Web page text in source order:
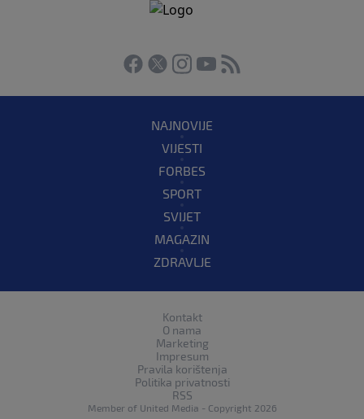
NAJNOVIJE
VIJESTI
FORBES
SPORT
SVIJET
MAGAZIN
ZDRAVLJE
Kontakt
O nama
Marketing
Impresum
Pravila korištenja
Politika privatnosti
RSS
Member of United Media - Copyright 2026